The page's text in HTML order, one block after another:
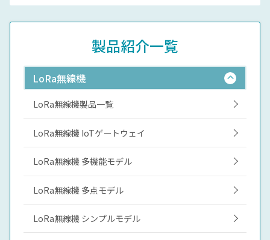
製品紹介一覧
LoRa無線機
LoRa無線機製品一覧
LoRa無線機 IoTゲートウェイ
LoRa無線機 多機能モデル
LoRa無線機 多点モデル
LoRa無線機 シンプルモデル